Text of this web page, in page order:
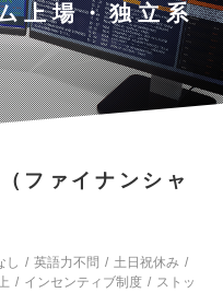
上場・独立系
ファイナンシャ
し 英語力不問
土日祝休み
インセンティブ制度
ストッ